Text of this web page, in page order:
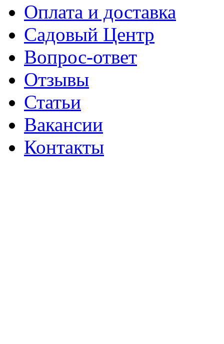
Оплата и доставка
Садовый Центр
Вопрос-ответ
Отзывы
Статьи
Вакансии
Контакты